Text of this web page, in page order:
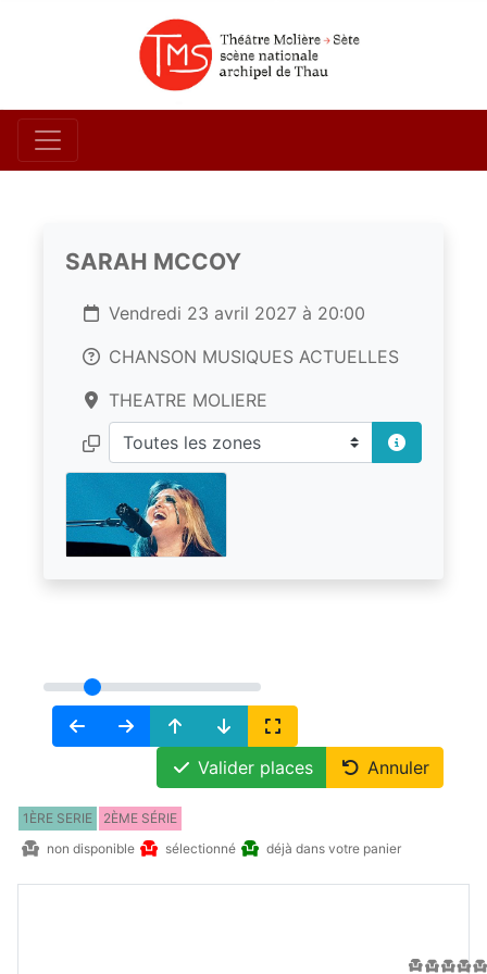
SARAH MCCOY
Vendredi 23 avril 2027 à 20:00
CHANSON MUSIQUES ACTUELLES
THEATRE MOLIERE
Valider places Annuler
1ÈRE SERIE
2ÈME SÉRIE
non disponible
sélectionné déjà dans votre panier